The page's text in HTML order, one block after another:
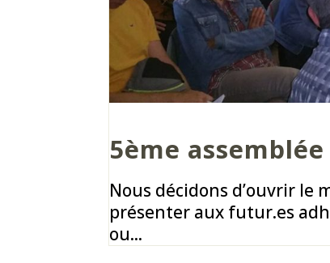
5ème
Nous décidons d’ouvrir le
présenter aux futur.es
ou...